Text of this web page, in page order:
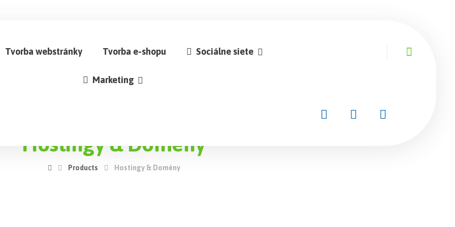
Tvorba webstránky Tvorba e-shopu Sociálne siete
Marketing
Hostingy & Domény
Products Hostingy & Domény